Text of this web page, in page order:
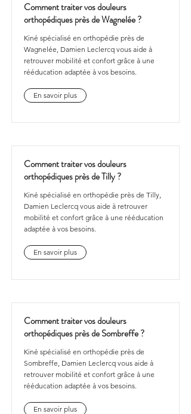
Comment traiter vos douleurs
orthopédiques près de Wagnelée ?
Kiné spécialisé en orthopédie près de
Wagnelée, Damien Leclercq vous aide à
retrouver mobilité et confort grâce à une
rééducation adaptée à vos besoins.
En savoir plus
Comment traiter vos douleurs
orthopédiques près de Tilly ?
Kiné spécialisé en orthopédie près de Tilly,
Damien Leclercq vous aide à retrouver
mobilité et confort grâce à une rééducation
adaptée à vos besoins.
En savoir plus
Comment traiter vos douleurs
orthopédiques près de Sombreffe ?
Kiné spécialisé en orthopédie près de
Sombreffe, Damien Leclercq vous aide à
retrouver mobilité et confort grâce à une
rééducation adaptée à vos besoins.
En savoir plus